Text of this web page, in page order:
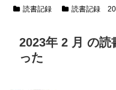
読書記録 読書記録
2023年 2 月 の
った